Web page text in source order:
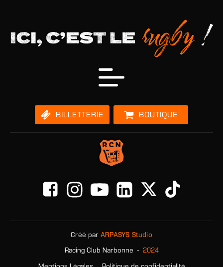
BILLETTERIE BOUTIQUE
Racing Club Narbonne - 2024
Créé parARPASYS Studio